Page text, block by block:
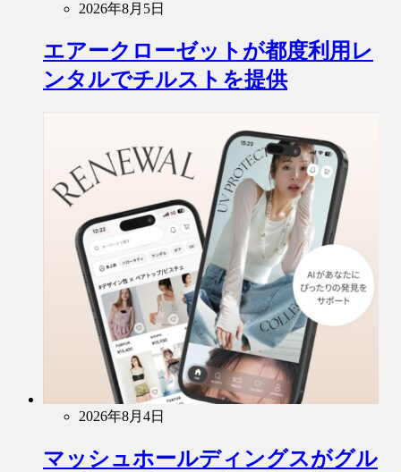
2026年8月5日
エアークローゼットが都度利用レ
ンタルでチルストを提供
2026年8月4日
マッシュホールディングスがグル